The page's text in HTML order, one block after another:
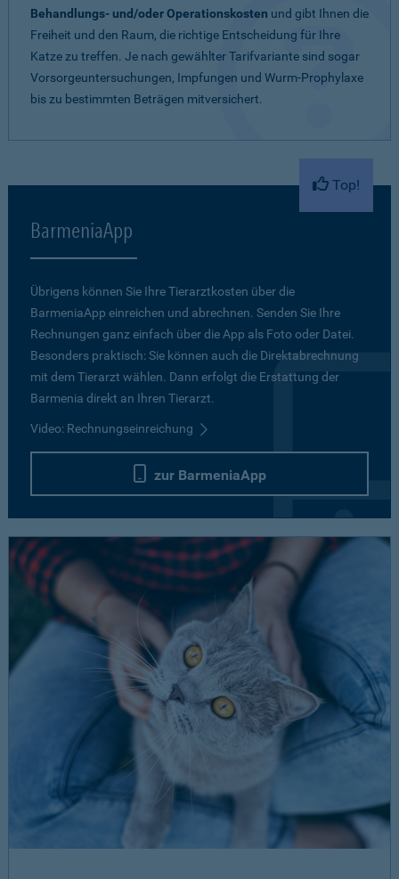
Behandlungs- und/oder Operationskosten und gibt Ihnen die
Freiheit und den Raum, die richtige Entscheidung für Ihre
Katze zu treffen. Je nach gewählter Tarifvariante sind sogar
Vorsorgeuntersuchungen, Impfungen und Wurm-Prophylaxe
bis zu bestimmten Beträgen mitversichert.
Top!
BarmeniaApp
Übrigens können Sie Ihre Tierarztkosten über die
BarmeniaApp einreichen und abrechnen. Senden Sie Ihre
Rechnungen ganz einfach über die App als Foto oder Datei.
Besonders praktisch: Sie können auch die Direktabrechnung
mit dem Tierarzt wählen. Dann erfolgt die Erstattung der
Barmenia direkt an Ihren Tierarzt.
Video: Rechnungseinreichung
zur BarmeniaApp